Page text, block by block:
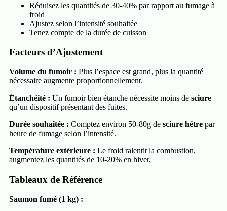
Réduisez les quantités de 30-40% par rapport au fumage à
froid
Ajustez selon l’intensité souhaitée
Tenez compte de la durée de cuisson
Facteurs d’Ajustement
Volume du fumoir : Plus l’espace est grand, plus la quantité
nécessaire augmente proportionnellement.
Étanchéité : Un fumoir bien étanche nécessite moins de sciure
qu’un dispositif présentant des fuites.
Durée souhaitée : Comptez environ 50-80g de sciure hêtre par
heure de fumage selon l’intensité.
Température extérieure : Le froid ralentit la combustion,
augmentez les quantités de 10-20% en hiver.
Tableaux de Référence
Saumon fumé (1 kg) :